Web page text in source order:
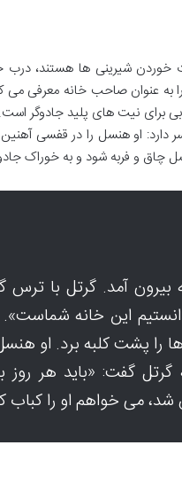
شیرینی ها هستند، درب
به عنوان صاحب خانه معرفی می
برای نیت های پلید جادوگر
دارد: او هنسل را در قفسی
چاق و فربه شود و به خوراک
بیرون آمد. گرتل با
این خانه شماست».
را پشت کلبه برد. او
گفت: «باید هر روز
می خواهم او را کباب